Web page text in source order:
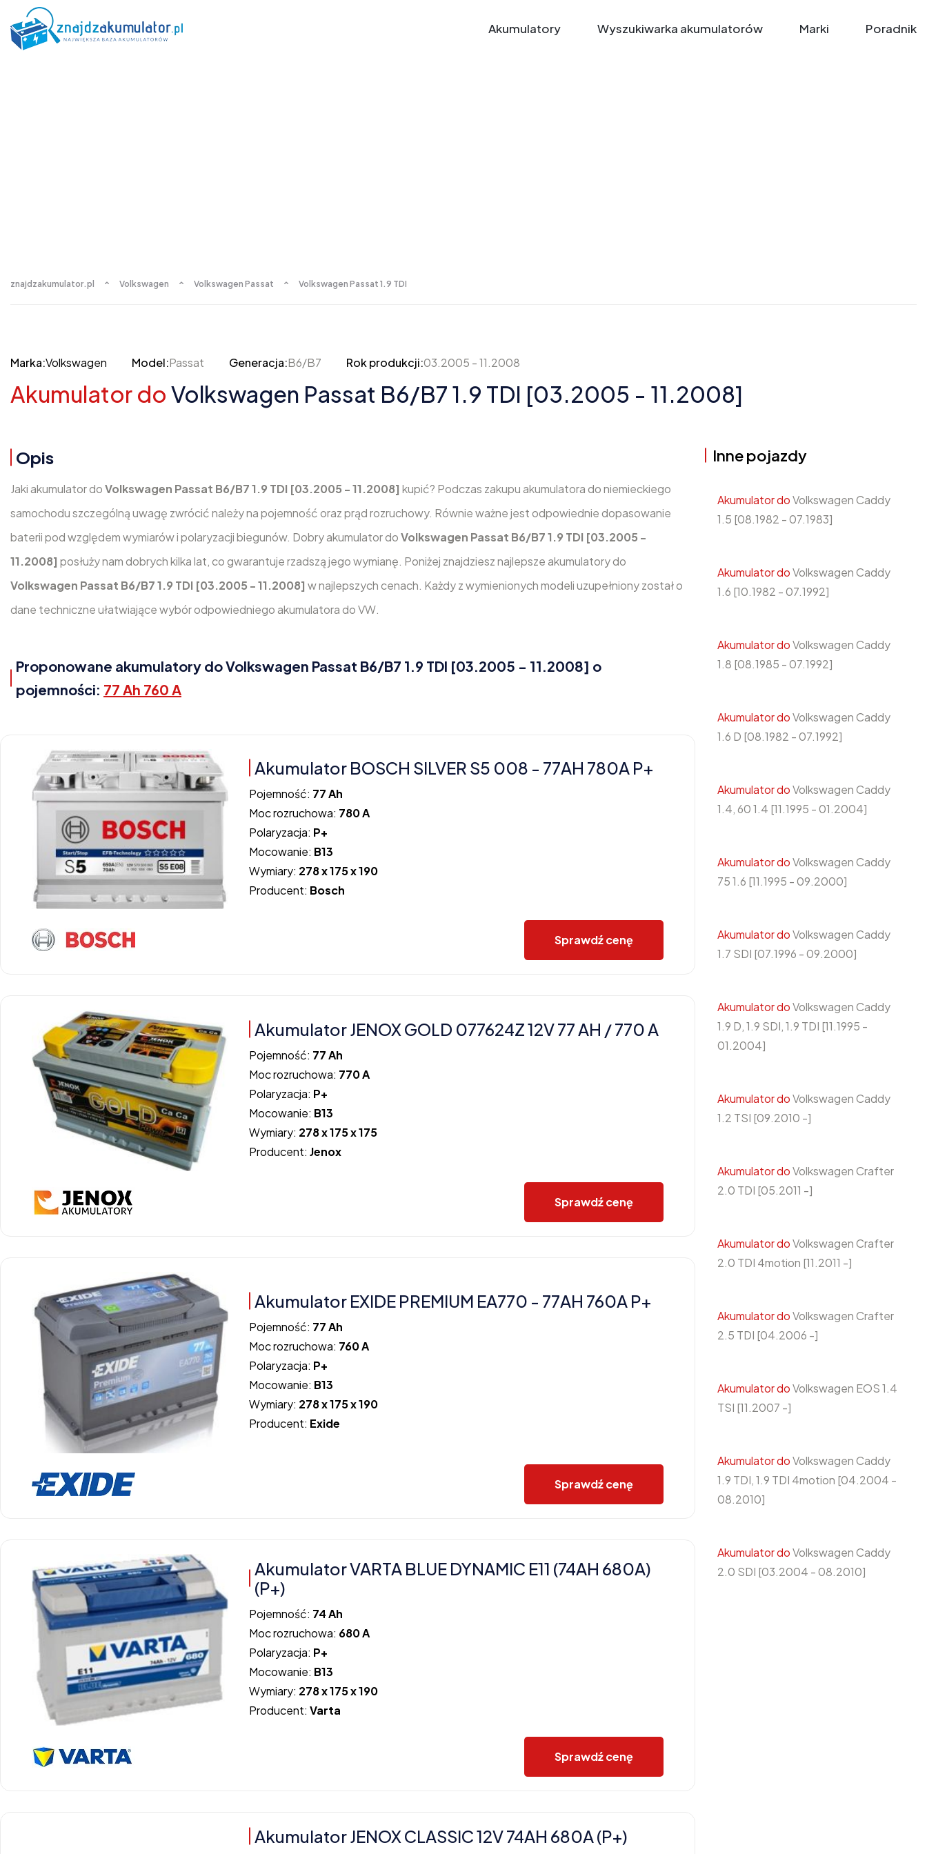
Akumulatory Wyszukiwarka akumulatorów Marki Poradnik
znajdzakumulator.pl Volkswagen Volkswagen Passat Volkswagen Passat 1.9 TDI
Marka:Volkswagen Model:Passat Generacja:B6/B7 Rok produkcji:03.2005 - 11.2008
Akumulator do Volkswagen Passat B6/B7 1.9 TDI [03.2005 - 11.2008]
Opis
Jaki akumulator doVolkswagen Passat B6/B7 1.9 TDI [03.2005 - 11.2008] kupić? Podczas zakupu akumulatora do niemieckiego
samochodu szczególną uwagę zwrócić należy na pojemność oraz prąd rozruchowy. Równie ważne jest odpowiednie dopasowanie
baterii pod względem wymiarów i polaryzacji biegunów. Dobry akumulator doVolkswagen Passat B6/B7 1.9 TDI [03.2005 -
11.2008] posłuży nam dobrych kilka lat, co gwarantuje rzadszą jego wymianę. Poniżej znajdziesz najlepsze akumulatory do
Volkswagen Passat B6/B7 1.9 TDI [03.2005 - 11.2008] w najlepszych cenach. Każdy z wymienionych modeli uzupełniony został o
dane techniczne ułatwiające wybór odpowiedniego akumulatora do VW.
Proponowane akumulatory do Volkswagen Passat B6/B7 1.9 TDI [03.2005 - 11.2008] o
pojemności: 77 Ah 760 A
Akumulator BOSCH SILVER S5 008 - 77AH 780A P+
Pojemność: 77 Ah
Moc rozruchowa: 780 A
Polaryzacja: P+
Mocowanie: B13
Wymiary: 278 x 175 x 190
Producent: Bosch
Sprawdź cenę
Akumulator JENOX GOLD 077624Z 12V 77 AH / 770 A
Pojemność: 77 Ah
Moc rozruchowa: 770 A
Polaryzacja: P+
Mocowanie: B13
Wymiary: 278 x 175 x 175
Producent:Jenox
Sprawdź cenę
Akumulator EXIDE PREMIUM EA770 - 77AH 760A P+
Pojemność: 77 Ah
Moc rozruchowa: 760 A
Polaryzacja: P+
Mocowanie: B13
Wymiary: 278 x 175 x 190
Producent: Exide
Sprawdź cenę
Akumulator VARTA BLUE DYNAMIC E11 (74AH 680A)
(P+)
Pojemność: 74 Ah
Moc rozruchowa: 680 A
Polaryzacja: P+
Mocowanie: B13
Wymiary: 278 x 175 x 190
Producent:Varta
Sprawdź cenę
Akumulator JENOX CLASSIC 12V 74AH 680A (P+)
Inne pojazdy
Akumulator doVolkswagen Caddy
1.5 [08.1982 - 07.1983]
Akumulator doVolkswagen Caddy
1.6 [10.1982 - 07.1992]
Akumulator doVolkswagen Caddy
1.8 [08.1985 - 07.1992]
Akumulator doVolkswagen Caddy
1.6 D [08.1982 - 07.1992]
Akumulator doVolkswagen Caddy
1.4, 60 1.4 [11.1995 - 01.2004]
Akumulator doVolkswagen Caddy
75 1.6 [11.1995 - 09.2000]
Akumulator doVolkswagen Caddy
1.7 SDI [07.1996 - 09.2000]
Akumulator doVolkswagen Caddy
1.9 D, 1.9 SDI, 1.9 TDI [11.1995 -
01.2004]
Akumulator doVolkswagen Caddy
1.2 TSI [09.2010 -]
Akumulator doVolkswagen Crafter
2.0 TDI [05.2011 -]
Akumulator doVolkswagen Crafter
2.0 TDI 4motion [11.2011 -]
Akumulator doVolkswagen Crafter
2.5 TDI [04.2006 -]
Akumulator doVolkswagen EOS 1.4
TSI [11.2007 -]
Akumulator doVolkswagen Caddy
1.9 TDI, 1.9 TDI 4motion [04.2004 -
08.2010]
Akumulator doVolkswagen Caddy
2.0 SDI [03.2004 - 08.2010]